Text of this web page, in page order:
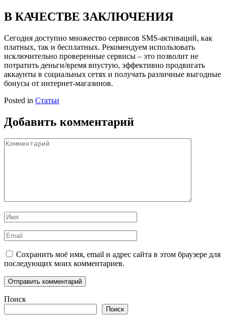
В КАЧЕСТВЕ ЗАКЛЮЧЕНИЯ
Сегодня доступно множество сервисов SMS-активаций, как
платных, так и бесплатных. Рекомендуем использовать
исключительно проверенные сервисы – это позволит не
потратить деньги/время впустую, эффективно продвигать
аккаунты в социальных сетях и получать различные выгодные
бонусы от интернет-магазинов.
Posted in Статьи
Добавить комментарий
Комментарий
Имя
Email
Сохранить моё имя, email и адрес сайта в этом браузере для
последующих моих комментариев.
Поиск
Поиск